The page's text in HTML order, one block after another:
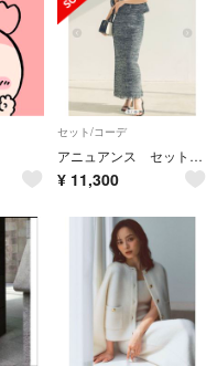
セット/コーデ
アニュアンス セットアップ ツイード ノースリーブ
¥ 11,300